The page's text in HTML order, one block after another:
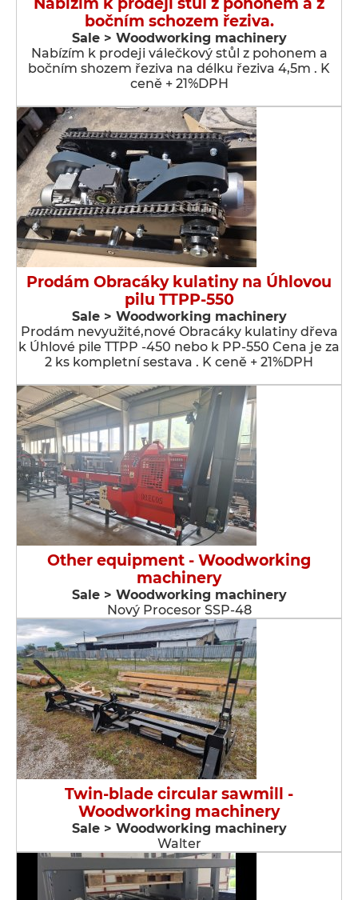
bočním schozem řeziva.
Sale > Woodworking machinery
Nabízím k prodeji válečkový stůl z pohonem a
bočním shozem řeziva na délku řeziva 4,5m . K
ceně + 21%DPH
Prodám Obracáky kulatiny na Úhlovou
pilu TTPP-550
Sale > Woodworking machinery
Prodám nevyužité,nové Obracáky kulatiny dřeva
k Úhlové pile TTPP -450 nebo k PP-550 Cena je za
2 ks kompletní sestava . K ceně + 21%DPH
Other equipment - Woodworking
machinery
Sale > Woodworking machinery
Nový Procesor SSP-48
Twin-blade circular sawmill -
Woodworking machinery
Sale > Woodworking machinery
Walter